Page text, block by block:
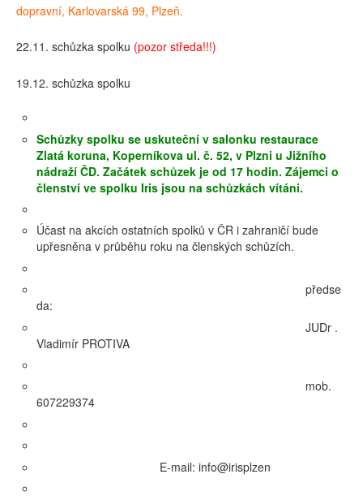
dopravní, Karlovarská 99, Plzeň.
22.11. schůzka spolku (pozor středa!!!)
19.12. schůzka spolku
Schůzky spolku se uskuteční v salonku restaurace
Zlatá koruna, Koperníkova ul. č. 52, v Plzni u Jižního
nádraží ČD. Začátek schůzek je od 17 hodin. Zájemci o
členství ve spolku Iris jsou na schůzkách vítáni.
Účast na akcích ostatních spolků v ČR i zahraničí bude
upřesněna v průběhu roku na členských schůzích.
předse
da:
JUDr .
Vladimír PROTIVA
mob.
607229374
E-mail: info@irisplzen